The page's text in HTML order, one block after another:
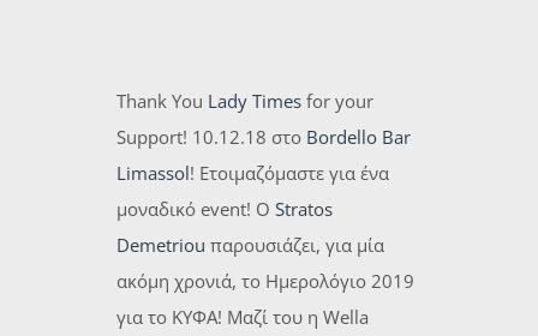
Thank You Lady Times for your
Support! 10.12.18 στο Bordello Bar
Limassol! Ετοιμαζόμαστε για ένα
μοναδικό event! OStratos
Demetriou παρουσιάζει, για μία
ακόμη χρονιά, το Ημερολόγιο 2019
για το ΚΥΦΑ! Μαζί του η Wella